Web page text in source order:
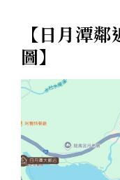
【日月潭
圖】